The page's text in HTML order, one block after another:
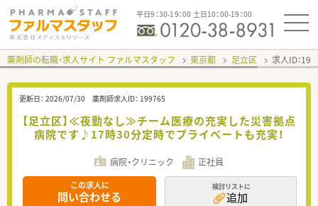
平日9：30-19：00 土日10：00-19：00
薬剤師の転職・求人サイト ファルマスタッフ 東京都 足立区 求人ID：
更新日： 2026/07/30 薬剤師求人ID： 199765
【足立区】≪夜勤なし≫チーム医療の充実した災害拠点
病院です♪17時30分定時でプライべートも充実！
病院・クリニック 正社員
この求人に
問い合わせる
検討リストに
追加